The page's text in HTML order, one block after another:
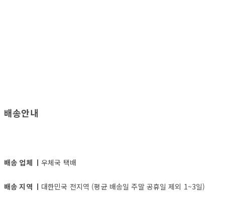
배송안내
배송 업체 ㅣ 우체국 택배
배송 지역 ㅣ 대한민국 전지역 (평균 배송일 주말 공휴일 제외 1~3일)